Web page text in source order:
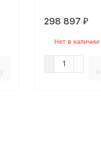
298 897 ₽
Нет в наличии